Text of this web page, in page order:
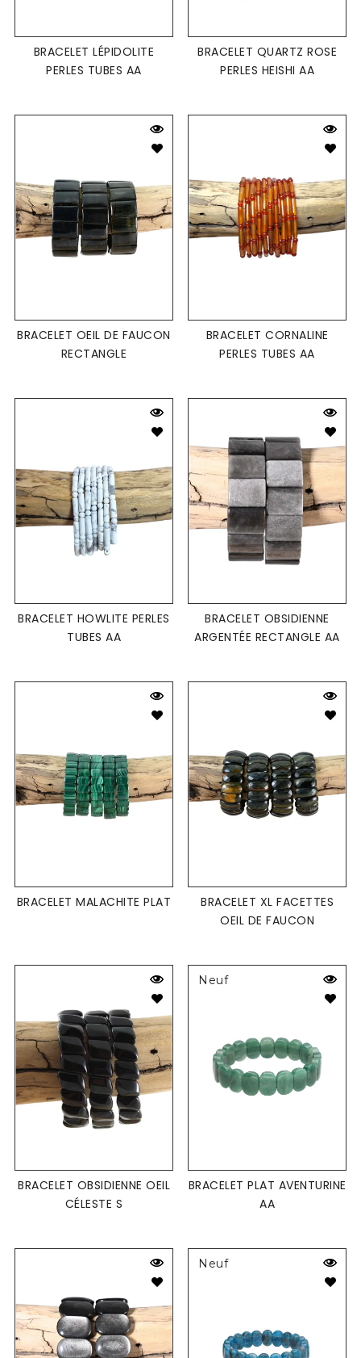
BRACELET LÉPIDOLITE
PERLES TUBES AA
BRACELET QUARTZ ROSE
PERLES HEISHI AA
BRACELET OEIL DE FAUCON
RECTANGLE
BRACELET CORNALINE
PERLES TUBES AA
BRACELET HOWLITE PERLES
TUBES AA
BRACELET OBSIDIENNE
ARGENTÉE RECTANGLE AA
BRACELET MALACHITE PLAT
BRACELET XL FACETTES
OEIL DE FAUCON
BRACELET OBSIDIENNE OEIL
CÉLESTE S
Neuf
BRACELET PLAT AVENTURINE
AA
Neuf